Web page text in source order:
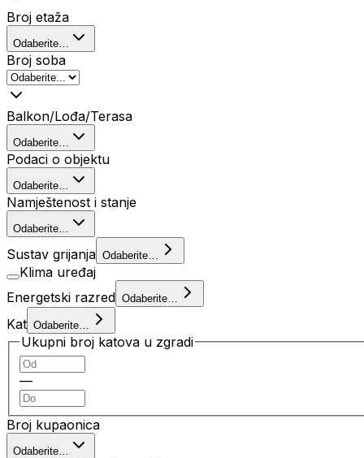
Broj etaža
Odaberite…
Broj soba
Balkon/Lođa/Terasa
Odaberite…
Podaci o objektu
Odaberite…
Namještenost i stanje
Odaberite…
Sustav grijanja Odaberite…
Klima uređaj
Energetski razred Odaberite…
Kat Odaberite…
Ukupni broj katova u zgradi
—
Broj kupaonica
Odaberite…